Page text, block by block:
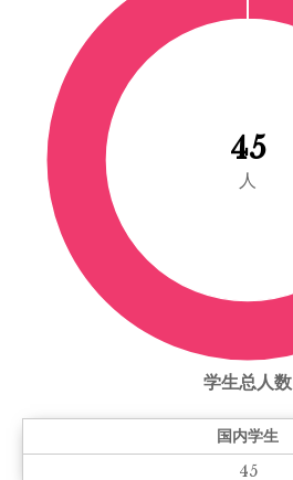
45
人
学生总人数
国内学生
45